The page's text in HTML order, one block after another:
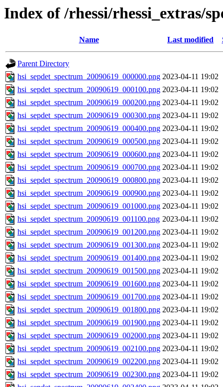
Index of /rhessi/rhessi_extras/
Name Last modified
Parent Directory
hsi_sepdet_spectrum_20090619_000000.png 2023-04-11 19:02
hsi_sepdet_spectrum_20090619_000100.png 2023-04-11 19:02
hsi_sepdet_spectrum_20090619_000200.png 2023-04-11 19:02
hsi_sepdet_spectrum_20090619_000300.png 2023-04-11 19:02
hsi_sepdet_spectrum_20090619_000400.png 2023-04-11 19:02
hsi_sepdet_spectrum_20090619_000500.png 2023-04-11 19:02
hsi_sepdet_spectrum_20090619_000600.png 2023-04-11 19:02
hsi_sepdet_spectrum_20090619_000700.png 2023-04-11 19:02
hsi_sepdet_spectrum_20090619_000800.png 2023-04-11 19:02
hsi_sepdet_spectrum_20090619_000900.png 2023-04-11 19:02
hsi_sepdet_spectrum_20090619_001000.png 2023-04-11 19:02
hsi_sepdet_spectrum_20090619_001100.png 2023-04-11 19:02
hsi_sepdet_spectrum_20090619_001200.png 2023-04-11 19:02
hsi_sepdet_spectrum_20090619_001300.png 2023-04-11 19:02
hsi_sepdet_spectrum_20090619_001400.png 2023-04-11 19:02
hsi_sepdet_spectrum_20090619_001500.png 2023-04-11 19:02
hsi_sepdet_spectrum_20090619_001600.png 2023-04-11 19:02
hsi_sepdet_spectrum_20090619_001700.png 2023-04-11 19:02
hsi_sepdet_spectrum_20090619_001800.png 2023-04-11 19:02
hsi_sepdet_spectrum_20090619_001900.png 2023-04-11 19:02
hsi_sepdet_spectrum_20090619_002000.png 2023-04-11 19:02
hsi_sepdet_spectrum_20090619_002100.png 2023-04-11 19:02
hsi_sepdet_spectrum_20090619_002200.png 2023-04-11 19:02
hsi_sepdet_spectrum_20090619_002300.png 2023-04-11 19:02